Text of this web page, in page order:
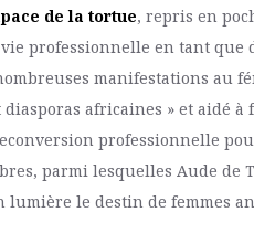
de la tortue, repris en
professionnelle en tant
manifestations au
diasporas africaines » et aidé
professionnelle
parmi lesquelles Aude
lumière le destin de femmes